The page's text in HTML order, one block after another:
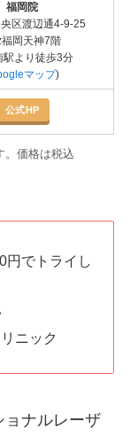
福岡院
区渡辺通4-9-25
福岡天神7階
駅より徒歩3分
マップ)
公式HP
。価格は税込
円でトライし
ニック
ョナルレーザ